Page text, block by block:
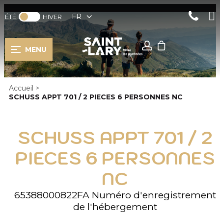
ÉTÉ HIVER FR
MENU
Accueil >
SCHUSS APPT 701 / 2 PIECES 6 PERSONNES NC
SCHUSS APPT 701 / 2
PIECES 6 PERSONNES
NC
65388000822FA Numéro d'enregistrement
de l'hébergement